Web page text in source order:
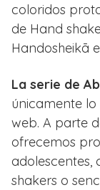
coloridos
de Hand
Handosheikā
La serie de
únicamente
web. A parte
ofrecemos
adolescentes,
shakers o